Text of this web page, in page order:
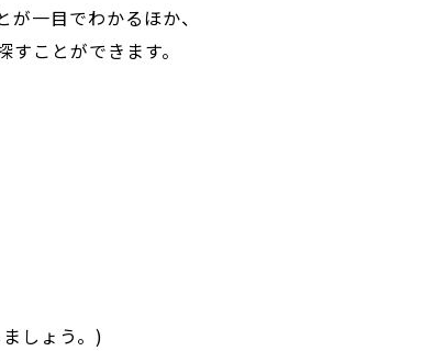
一目でわかるほか、
ことができます。
しょう。)